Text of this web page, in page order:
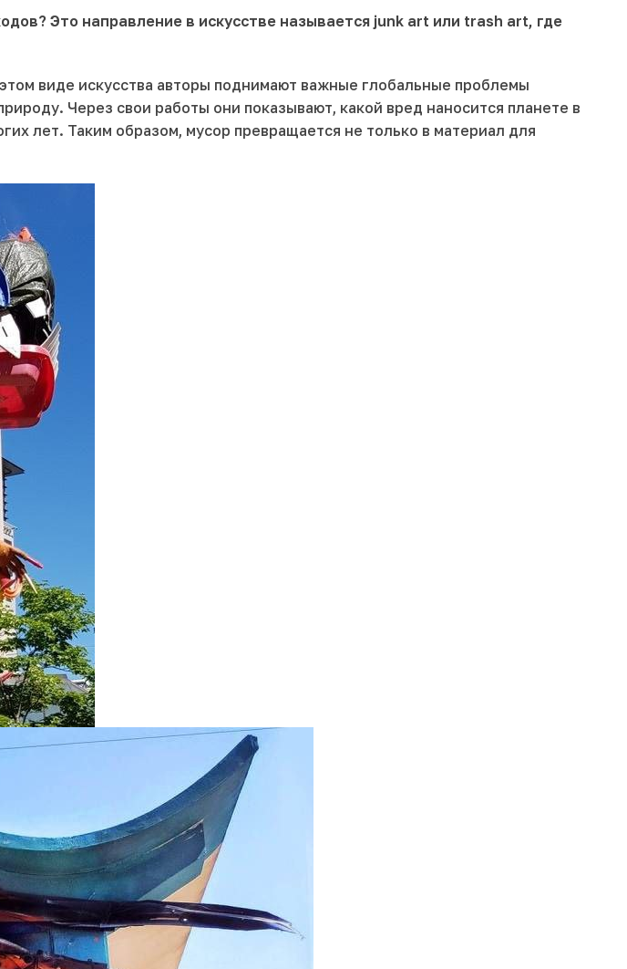
Это направление в искусстве называется junk art или trash art, где
виде искусства авторы поднимают важные глобальные проблемы
Через свои работы они показывают, какой вред наносится планете в
лет. Таким образом, мусор превращается не только в материал для